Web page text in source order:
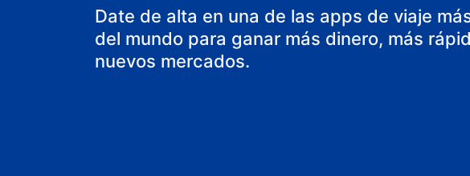
casa rural
Date de alta en una de las apps de viaje
del mundo para ganar más dinero, más
nuevos mercados.